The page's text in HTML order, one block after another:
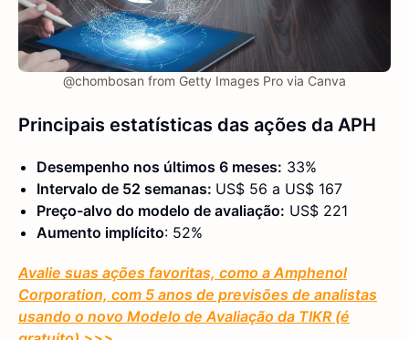
@chombosan from Getty Images Pro via Canva
Principais estatísticas das ações da APH
Desempenho nos últimos 6 meses: 33%
Intervalo de 52 semanas: US$ 56 a US$ 167
Preço-alvo do modelo de avaliação: US$ 221
Aumento implícito: 52%
Avalie suas ações favoritas, como a Amphenol
Corporation, com 5 anos de previsões de analistas
usando o novo Modelo de Avaliação da TIKR (é